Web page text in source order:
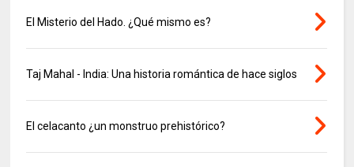
El Misterio del Hado. ¿Qué mismo es?
Taj Mahal - India: Una historia romántica de hace siglos
El celacanto ¿un monstruo prehistórico?